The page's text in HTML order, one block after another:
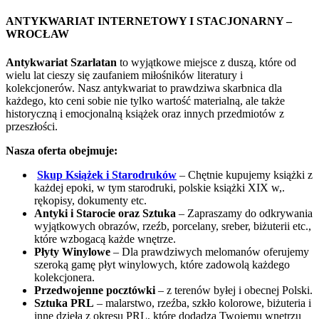
ANTYKWARIAT INTERNETOWY I STACJONARNY –
WROCŁAW
Antykwariat Szarlatan to wyjątkowe miejsce z duszą, które od
wielu lat cieszy się zaufaniem miłośników literatury i
kolekcjonerów. Nasz antykwariat to prawdziwa skarbnica dla
każdego, kto ceni sobie nie tylko wartość materialną, ale także
historyczną i emocjonalną książek oraz innych przedmiotów z
przeszłości.
Nasza oferta obejmuje:
Skup Książek i Starodruków – Chętnie kupujemy książki z
każdej epoki, w tym starodruki, polskie książki XIX w,.
rękopisy, dokumenty etc.
Antyki i Starocie oraz Sztuka – Zapraszamy do odkrywania
wyjątkowych obrazów, rzeźb, porcelany, sreber, biżuterii etc.,
które wzbogacą każde wnętrze.
Płyty Winylowe – Dla prawdziwych melomanów oferujemy
szeroką gamę płyt winylowych, które zadowolą każdego
kolekcjonera.
Przedwojenne pocztówki – z terenów byłej i obecnej Polski.
Sztuka PRL – malarstwo, rzeźba, szkło kolorowe, biżuteria i
inne dzieła z okresu PRL, które dodadzą Twojemu wnętrzu